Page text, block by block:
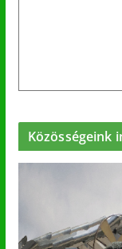
Közösségeink